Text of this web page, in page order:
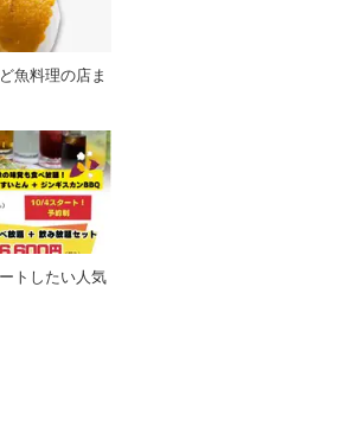
魚料理の店ま
トしたい人気